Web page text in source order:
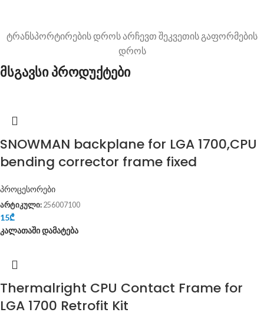
ტრანსპორტირების დროს არჩევთ შეკვეთის გაფორმების
დროს
მსგავსი პროდუქტები
SNOWMAN backplane for LGA 1700,CPU
bending corrector frame fixed
პროცესორები
არტიკული: 256007100
15₾
კალათაში დამატება
Thermalright CPU Contact Frame for
LGA 1700 Retrofit Kit